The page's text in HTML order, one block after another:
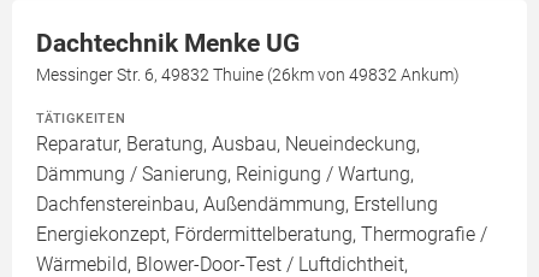
Dachtechnik Menke UG
Messinger Str. 6, 49832 Thuine (26km von 49832 Ankum)
TÄTIGKEITEN
Reparatur, Beratung, Ausbau, Neueindeckung,
Dämmung / Sanierung, Reinigung / Wartung,
Dachfenstereinbau, Außendämmung, Erstellung
Energiekonzept, Fördermittelberatung, Thermografie /
Wärmebild, Blower-Door-Test / Luftdichtheit,